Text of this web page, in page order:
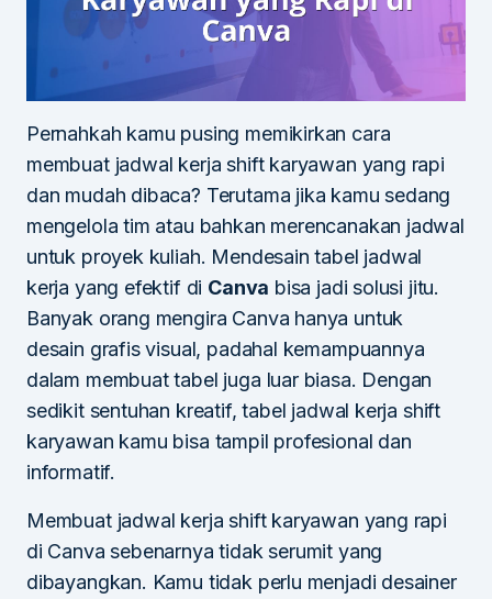
Pernahkah kamu pusing memikirkan cara
membuat jadwal kerja shift karyawan yang rapi
dan mudah dibaca? Terutama jika kamu sedang
mengelola tim atau bahkan merencanakan jadwal
untuk proyek kuliah. Mendesain tabel jadwal
kerja yang efektif di Canva bisa jadi solusi jitu.
Banyak orang mengira Canva hanya untuk
desain grafis visual, padahal kemampuannya
dalam membuat tabel juga luar biasa. Dengan
sedikit sentuhan kreatif, tabel jadwal kerja shift
karyawan kamu bisa tampil profesional dan
informatif.
Membuat jadwal kerja shift karyawan yang rapi
di Canva sebenarnya tidak serumit yang
dibayangkan. Kamu tidak perlu menjadi desainer